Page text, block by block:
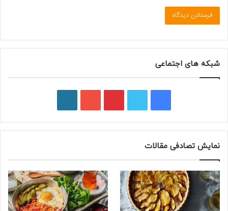
شبکه های اجتماعی
ی
س
ب
و
ک
و
ی
ت
ر
ی
ت
ر
ی
و
ی
و
ب
ر
پ
ر
س
نمایش تصادفی مقالات